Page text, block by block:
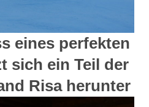
eines perfekten
sich ein Teil der
Risa herunter